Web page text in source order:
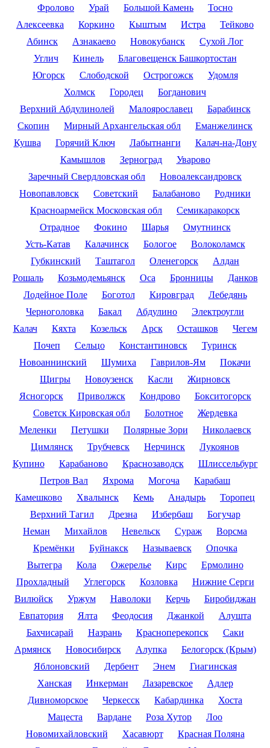
Фролово
Урай Большой Камень
Тосно
Алексеевка
Коркино Кыштым Истра
Тейково
Абинск
Азнакаево Новокубанск
Сухой Лог
Углич
Кинель
Благовещенск Башкортостан
Югорск
Слободской Острогожск
Удомля
Холмск
Городец
Богданович
Верхний Абдулинолей
Малоярославец
Барабинск
Скопин
Мирный Архангельская обл
Еманжелинск
Кушва
Горячий Ключ Лабытнанги
Калач-на-Дону
Камышлов
Зерноград
Уварово
Заречный Свердловская обл
Новоалександровск
Новопавловск
Советский Балабаново
Родники
Красноармейск Московская обл
Семикаракорск
Отрадное
Фокино Шарья
Омутнинск
Усть-Катав
Калачинск Бологое
Волоколамск
Губкинский
Таштагол Оленегорск
Алдан
Рошаль
Козьмодемьянск Оса Бронницы
Данков
Лодейное Поле
Боготол Кировград
Лебедянь
Черноголовка
Бакал Абдулино
Электроугли
Калач
Кяхта Козельск Арск Осташков
Чегем
Почеп
Сельцо Константиновск
Туринск
Новоаннинский
Шумиха Гаврилов-Ям
Покачи
Щигры
Новоузенск Касли
Жирновск
Ясногорск
Приволжск Кондрово
Бокситогорск
Советск Кировская обл
Болотное
Жердевка
Меленки
Петушки Полярные Зори
Николаевск
Цимлянск
Трубчевск Нерчинск
Лукоянов
Купино
Карабаново Краснозаводск
Шлиссельбург
Петров Вал
Яхрома Могоча
Карабаш
Камешково
Хвалынск Кемь Анадырь
Торопец
Верхний Тагил
Дрезна Избербаш
Богучар
Неман
Михайлов Невельск Сураж
Ворсма
Кремёнки
Буйнакск Называевск
Опочка
Вытегра
Кола Ожерелье Кирс
Ермолино
Прохладный
Углегорск Козловка
Нижние Серги
Вилюйск
Уржум Наволоки Керчь
Биробиджан
Евпатория
Ялта Феодосия Джанкой
Алушта
Бахчисарай
Назрань Красноперекопск
Саки
Армянск
Новосибирск Алупка
Белогорск (Крым)
Яблоновский
Дербент Энем
Гиагинская
Ханская
Инкерман Лазаревское
Адлер
Дивноморское
Черкесск Кабардинка
Хоста
Мацеста
Вардане Роза Хутор
Лоо
Новомихайловский
Хасавюрт
Красная Поляна